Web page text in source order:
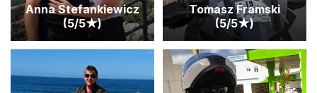
Anna Stefankiewicz
(5/5★)
Tomasz Framski
(5/5★)